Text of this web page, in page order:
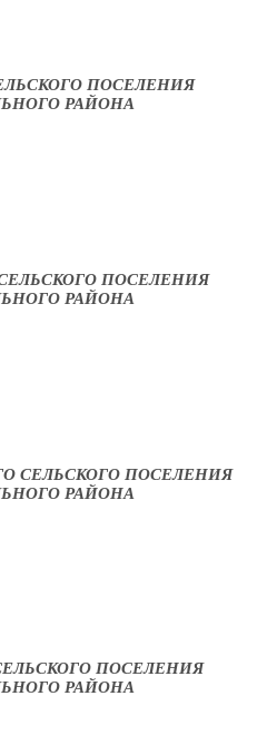
ПОСЕЛЕНИЯ
РАЙОНА
ПОСЕЛЕНИЯ
РАЙОНА
СЕЛЬСКОГО ПОСЕЛЕНИЯ
РАЙОНА
ПОСЕЛЕНИЯ
РАЙОНА